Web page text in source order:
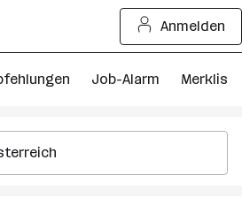
Anmelden
Job-Alarm Merkliste